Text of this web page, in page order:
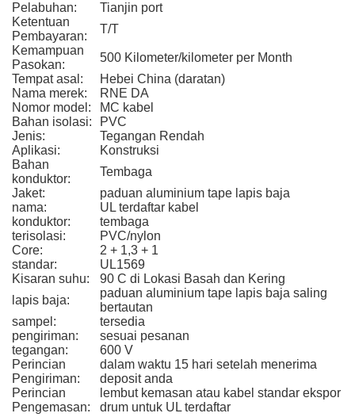
Pelabuhan:
Tianjin port
Ketentuan
Pembayaran:
T/T
Kemampuan
Pasokan:
500 Kilometer/kilometer per Month
Tempat asal:
Hebei China (daratan)
Nama merek:
RNE DA
Nomor model:
MC kabel
Bahan isolasi:
PVC
Jenis:
Tegangan Rendah
Aplikasi:
Konstruksi
Bahan
konduktor:
Tembaga
Jaket:
paduan aluminium tape lapis baja
nama:
UL terdaftar kabel
konduktor:
tembaga
terisolasi:
PVC/nylon
Core:
2 + 1,3 + 1
standar:
UL1569
Kisaran suhu:
90 C di Lokasi Basah dan Kering
lapis baja:
paduan aluminium tape lapis baja saling
bertautan
sampel:
tersedia
pengiriman:
sesuai pesanan
tegangan:
600 V
Perincian
Pengiriman:
dalam waktu 15 hari setelah menerima
deposit anda
Perincian
Pengemasan:
lembut kemasan atau kabel standar ekspor
drum untuk UL terdaftar